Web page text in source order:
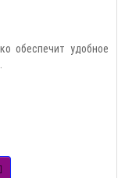
обеспечит удобное